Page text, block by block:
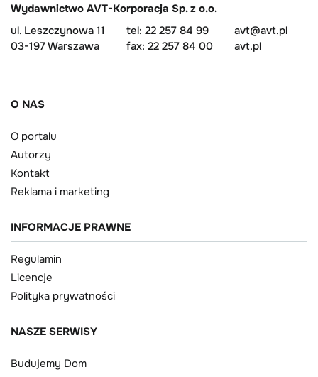
Wydawnictwo AVT-Korporacja Sp. z o.o.
ul. Leszczynowa 11
03-197 Warszawa
tel: 22 257 84 99
fax: 22 257 84 00
avt@avt.pl
avt.pl
O NAS
O portalu
Autorzy
Kontakt
Reklama i marketing
INFORMACJE PRAWNE
Regulamin
Licencje
Polityka prywatności
NASZE SERWISY
Budujemy Dom